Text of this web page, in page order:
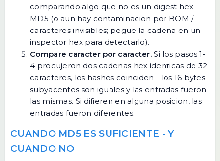
comparando algo que no es un digest hex
MD5 (o aun hay contaminacion por BOM /
caracteres invisibles; pegue la cadena en un
inspector hex para detectarlo).
Compare caracter por caracter. Si los pasos 1-
4 produjeron dos cadenas hex identicas de 32
caracteres, los hashes coinciden - los 16 bytes
subyacentes son iguales y las entradas fueron
las mismas. Si difieren en alguna posicion, las
entradas fueron diferentes.
CUANDO MD5 ES SUFICIENTE - Y
CUANDO NO